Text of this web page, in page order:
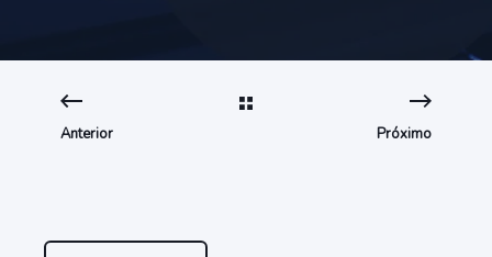
Anterior Próximo